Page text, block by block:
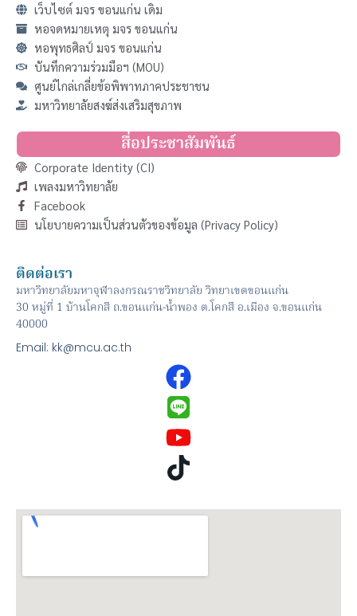
เว็บไซต์ มจร ขอนแก่น เดิม
หอจดหมายเหตุ มจร ขอนแก่น
หอพุทธศิลป์ มจร ขอนแก่น
บันทึกความร่วมมือฯ (MOU)
ศูนย์ไกล่เกลี่ยข้อพิพาทภาคประชาชน
มหาวิทยาลัยสงฆ์ส่งเสริมสุขภาพ
สื่อประชาสัมพันธ์
Corporate Identity (CI)
เพลงมหาวิทยาลัย
Facebook
นโยบายความเป็นส่วนตัวของข้อมูล (Privacy Policy)
ติดต่อเรา
มหาวิทยาลัยมหาจุฬาลงกรณราชวิทยาลัย วิทยาเขตขอนแก่น
30 หมู่ที่ 1 บ้านโคกสี ถ.ขอนแก่น-น้ำพอง ต.โคกสี อ.เมือง จ.ขอนแก่น
40000
Email: kk@mcu.ac.th